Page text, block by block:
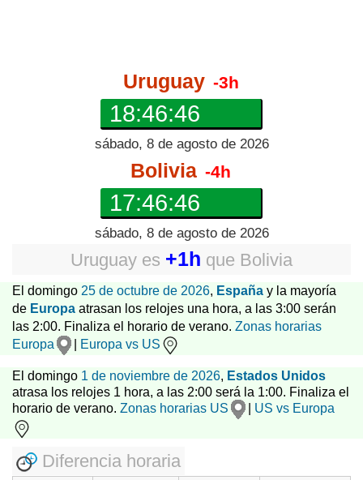
Uruguay -3h
18:46:46
sábado, 8 de agosto de 2026
Bolivia -4h
17:46:46
sábado, 8 de agosto de 2026
Uruguay es +1h que Bolivia
El domingo 25 de octubre de 2026, España y la mayoría
de Europa atrasan los relojes una hora, a las 3:00 serán
las 2:00. Finaliza el horario de verano. Zonas horarias
Europa
Europa vs US
El domingo 1 de noviembre de 2026, Estados Unidos
atrasa los relojes 1 hora, a las 2:00 será la 1:00. Finaliza el
horario de verano. Zonas horarias US US vs Europa
Diferencia horaria